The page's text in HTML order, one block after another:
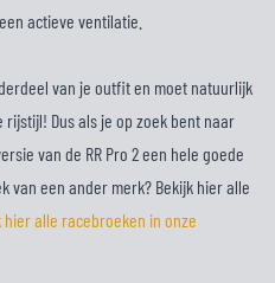
actieve ventilatie.
van je outfit en moet natuurlijk
Dus als je op zoek bent naar
van de RR Pro 2 een hele goede
van een ander merk? Bekijk hier alle
hier alle racebroeken in onze